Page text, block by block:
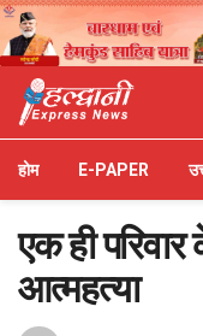
होम E-PAPER
एक ही
आत्महत्या